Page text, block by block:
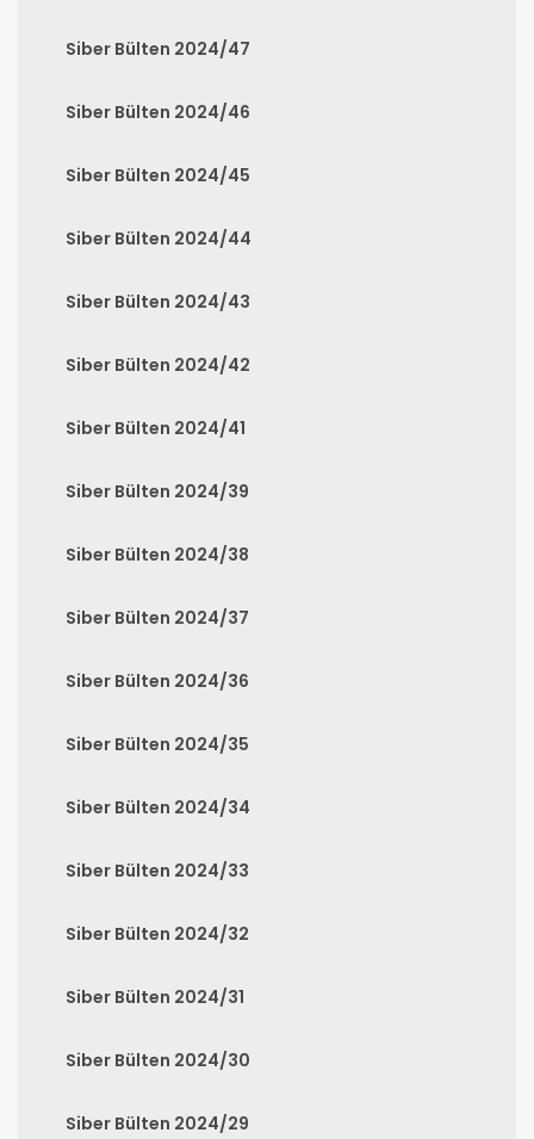
Siber Bülten 2024/47
Siber Bülten 2024/46
Siber Bülten 2024/45
Siber Bülten 2024/44
Siber Bülten 2024/43
Siber Bülten 2024/42
Siber Bülten 2024/41
Siber Bülten 2024/39
Siber Bülten 2024/38
Siber Bülten 2024/37
Siber Bülten 2024/36
Siber Bülten 2024/35
Siber Bülten 2024/34
Siber Bülten 2024/33
Siber Bülten 2024/32
Siber Bülten 2024/31
Siber Bülten 2024/30
Siber Bülten 2024/29